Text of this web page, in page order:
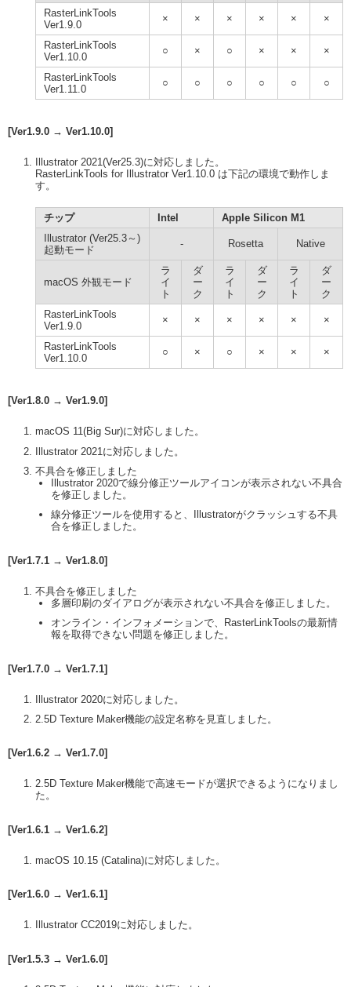
RasterLinkTools
Ver1.9.0
× × × × × ×
RasterLinkTools
Ver1.10.0
○ × ○ × × ×
RasterLinkTools
Ver1.11.0
○ ○ ○ ○ ○ ○
[Ver1.9.0 → Ver1.10.0]
Illustrator 2021(Ver25.3)に対応しました。
RasterLinkTools for Illustrator Ver1.10.0 は下記の環境で動作しま
す。
チップ Intel
Apple Silicon M1
Illustrator (Ver25.3～)
起動モード
- Rosetta Native
macOS 外観モード
ラ
イ
ト
ダ
ー
ク
ラ
イ
ト
ダ
ー
ク
ラ
イ
ト
ダ
ー
ク
RasterLinkTools
Ver1.9.0
× × × × × ×
RasterLinkTools
Ver1.10.0
○ × ○ × × ×
[Ver1.8.0 → Ver1.9.0]
macOS 11(Big Sur)に対応しました。
Illustrator 2021に対応しました。
不具合を修正しました
Illustrator 2020で線分修正ツールアイコンが表示されない不具合
を修正しました。
線分修正ツールを使用すると、Illustratorがクラッシュする不具
合を修正しました。
[Ver1.7.1 → Ver1.8.0]
不具合を修正しました
多層印刷のダイアログが表示されない不具合を修正しました。
オンライン・インフォメーションで、RasterLinkToolsの最新情
報を取得できない問題を修正しました。
[Ver1.7.0 → Ver1.7.1]
Illustrator 2020に対応しました。
2.5D Texture Maker機能の設定名称を見直しました。
[Ver1.6.2 → Ver1.7.0]
2.5D Texture Maker機能で高速モードが選択できるようになりまし
た。
[Ver1.6.1 → Ver1.6.2]
macOS 10.15 (Catalina)に対応しました。
[Ver1.6.0 → Ver1.6.1]
Illustrator CC2019に対応しました。
[Ver1.5.3 → Ver1.6.0]